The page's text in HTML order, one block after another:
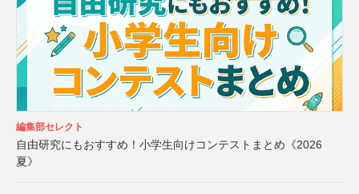
編集部セレクト
自由研究にもおすすめ！小学生向けコンテストまとめ《2026
夏》